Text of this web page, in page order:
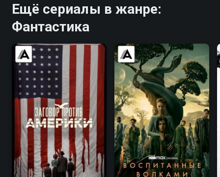
Ещё сериалы в жанре:
Фантастика
6.7 7.3 7.1 7.4